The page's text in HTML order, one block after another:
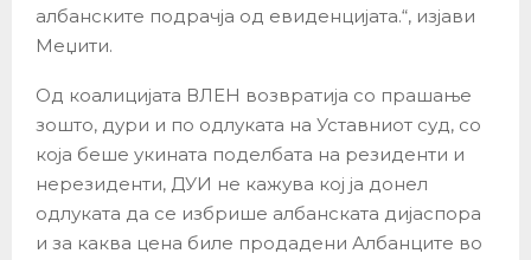
албанските подрачја од евиденцијата.“, изјави
Меџити.
Од коалицијата ВЛЕН возвратија со прашање
зошто, дури и по одлуката на Уставниот суд, со
која беше укината поделбата на резиденти и
нерезиденти, ДУИ не кажува кој ја донел
одлуката да се избрише албанската дијаспора
и за каква цена биле продадени Албанците во